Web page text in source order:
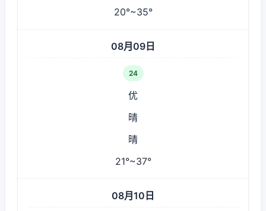
20°~35°
08月09日
24
优
晴
晴
21°~37°
08月10日